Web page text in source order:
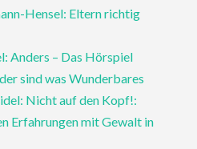
Hensel: Eltern richtig
Anders – Das Hörspiel
sind was Wunderbares
Nicht auf den Kopf!:
Erfahrungen mit Gewalt in